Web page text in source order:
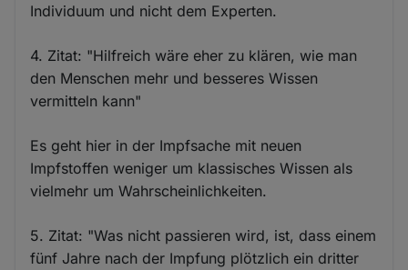
Individuum und nicht dem Experten.
4. Zitat: "Hilfreich wäre eher zu klären, wie man
den Menschen mehr und besseres Wissen
vermitteln kann"
Es geht hier in der Impfsache mit neuen
Impfstoffen weniger um klassisches Wissen als
vielmehr um Wahrscheinlichkeiten.
5. Zitat: "Was nicht passieren wird, ist, dass einem
fünf Jahre nach der Impfung plötzlich ein dritter